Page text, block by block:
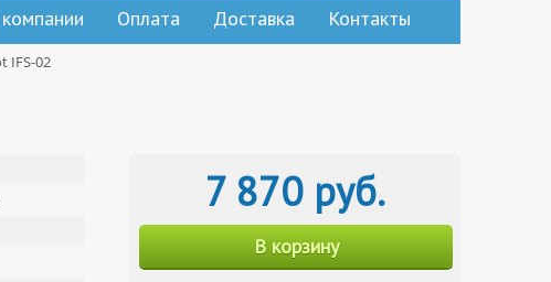
Оплата Доставка Контакты
IFS-02
7 870 руб.
В корзину